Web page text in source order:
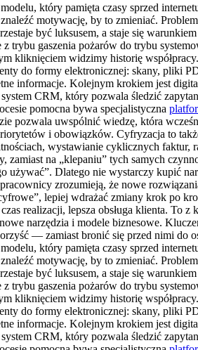
który pamięta czasy sprzed
motywację, by to zmieniać.
być luksusem, a staje się
trybu gaszenia pożarów do trybu
kliknięciem widzimy historię
do formy elektronicznej: skany, pliki
informacje. Kolejnym krokiem jest
CRM, który pozwala śledzić
pomocna bywa specjalistyczna
pozwala uwspólnić wiedzę, która
i obowiązków. Cyfryzacja to
wystawianie cyklicznych
na „klepaniu” tych samych
używać”. Dlatego nie wystarczy kupić
zrozumieją, że nowe
lepiej wdrażać zmiany krok po
realizacji, lepsza obsługa klienta.
narzędzia i modele biznesowe.
— zamiast bronić się przed nimi do
który pamięta czasy sprzed
motywację, by to zmieniać.
być luksusem, a staje się
trybu gaszenia pożarów do trybu
kliknięciem widzimy historię
do formy elektronicznej: skany, pliki
informacje. Kolejnym krokiem jest
CRM, który pozwala śledzić